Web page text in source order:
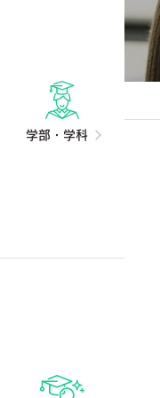
学部・学科